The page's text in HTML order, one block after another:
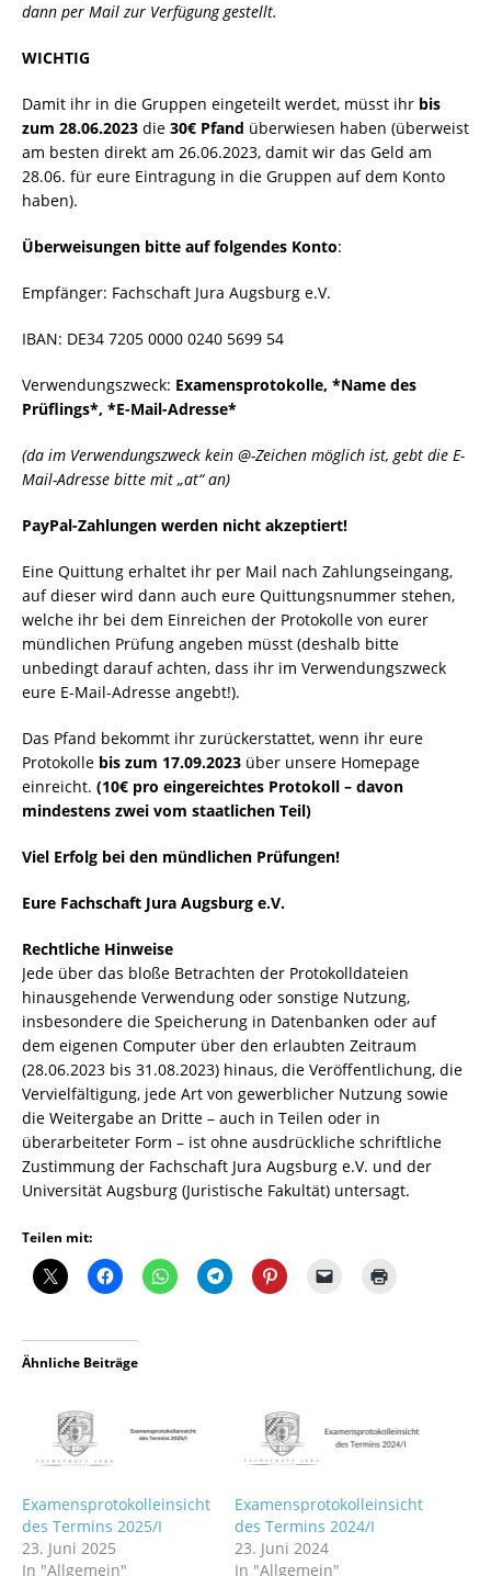
dann per Mail zur Verfügung gestellt.
WICHTIG
Damit ihr in die Gruppen eingeteilt werdet, müsst ihr bis
zum 28.06.2023 die 30€ Pfand überwiesen haben (überweist
am besten direkt am 26.06.2023, damit wir das Geld am
28.06. für eure Eintragung in die Gruppen auf dem Konto
haben).
Überweisungen bitte auf folgendes Konto:
Empfänger: Fachschaft Jura Augsburg e.V.
IBAN: DE34 7205 0000 0240 5699 54
Verwendungszweck: Examensprotokolle, *Name des
Prüflings*, *E-Mail-Adresse*
(da im Verwendungszweck kein @-Zeichen möglich ist, gebt die E-
Mail-Adresse bitte mit „at“ an)
PayPal-Zahlungen werden nicht akzeptiert!
Eine Quittung erhaltet ihr per Mail nach Zahlungseingang,
auf dieser wird dann auch eure Quittungsnummer stehen,
welche ihr bei dem Einreichen der Protokolle von eurer
mündlichen Prüfung angeben müsst (deshalb bitte
unbedingt darauf achten, dass ihr im Verwendungszweck
eure E-Mail-Adresse angebt!).
Das Pfand bekommt ihr zurückerstattet, wenn ihr eure
Protokolle bis zum 17.09.2023 über unsere Homepage
einreicht. (10€ pro eingereichtes Protokoll – davon
mindestens zwei vom staatlichen Teil)
Viel Erfolg bei den mündlichen Prüfungen!
Eure Fachschaft Jura Augsburg e.V.
Rechtliche Hinweise
Jede über das bloße Betrachten der Protokolldateien
hinausgehende Verwendung oder sonstige Nutzung,
insbesondere die Speicherung in Datenbanken oder auf
dem eigenen Computer über den erlaubten Zeitraum
(28.06.2023 bis 31.08.2023) hinaus, die Veröffentlichung, die
Vervielfältigung, jede Art von gewerblicher Nutzung sowie
die Weitergabe an Dritte – auch in Teilen oder in
überarbeiteter Form – ist ohne ausdrückliche schriftliche
Zustimmung der Fachschaft Jura Augsburg e.V. und der
Universität Augsburg (Juristische Fakultät) untersagt.
Teilen mit:
Ähnliche Beiträge
Examensprotokolleinsicht
des Termins 2025/I
23. Juni 2025
In "Allgemein"
Examensprotokolleinsicht
des Termins 2024/I
23. Juni 2024
In "Allgemein"